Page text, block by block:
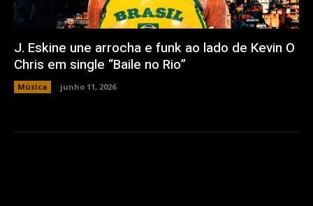
J. Eskine une arrocha e funk ao lado de Kevin O
Chris em single “Baile no Rio”
Música junho 11, 2026